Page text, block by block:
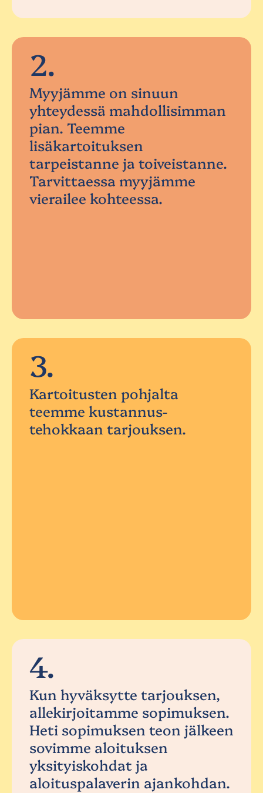
2.
Myyjämme on sinuun
yhteydessä mahdollisimman
pian. Teemme
lisäkartoituksen
tarpeistanne ja toiveistanne.
Tarvittaessa myyjämme
vierailee kohteessa.
3.
Kartoitusten pohjalta
teemme kustannus-
tehokkaan tarjouksen.
4.
Kun hyväksytte tarjouksen,
allekirjoitamme sopimuksen.
Heti sopimuksen teon jälkeen
sovimme aloituksen
yksityiskohdat ja
aloituspalaverin ajankohdan.